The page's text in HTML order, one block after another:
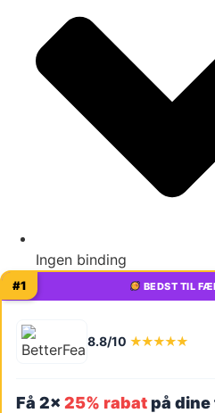
Ingen binding
BEDST TIL
#1
8.8/10 ★★★★★
Få 2x 25% rabatpå